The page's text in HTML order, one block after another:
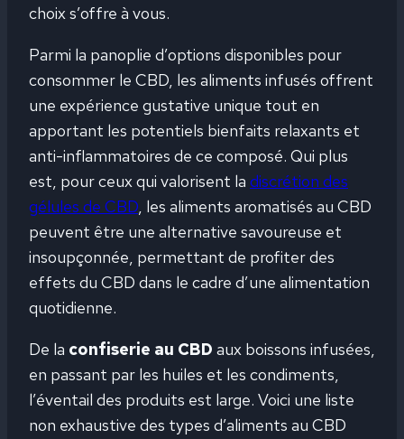
choix s’offre à vous.
Parmi la panoplie d’options disponibles pour
consommer le CBD, les aliments infusés offrent
une expérience gustative unique tout en
apportant les potentiels bienfaits relaxants et
anti-inflammatoires de ce composé. Qui plus
est, pour ceux qui valorisent la discrétion des
gélules de CBD, les aliments aromatisés au CBD
peuvent être une alternative savoureuse et
insoupçonnée, permettant de profiter des
effets du CBD dans le cadre d’une alimentation
quotidienne.
De la confiserie au CBD aux boissons infusées,
en passant par les huiles et les condiments,
l’éventail des produits est large. Voici une liste
non exhaustive des types d’aliments au CBD